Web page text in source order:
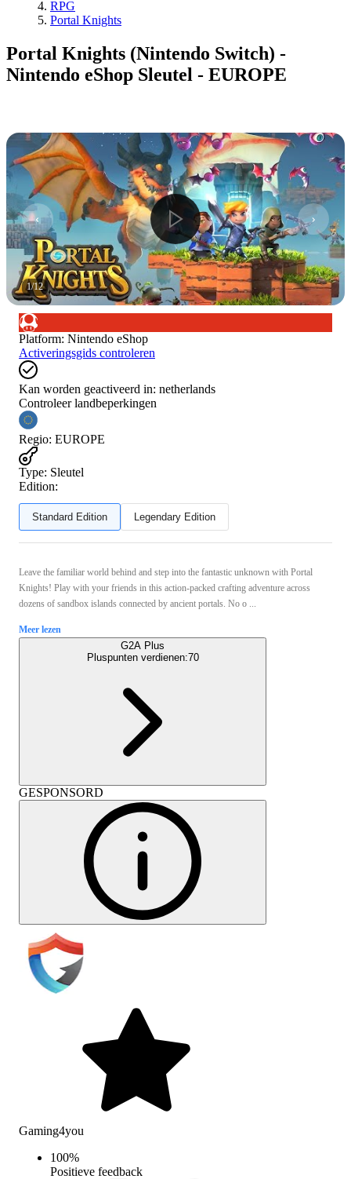
RPG
Portal Knights
Portal Knights (Nintendo Switch) -
Nintendo eShop Sleutel - EUROPE
1/12
Platform: Nintendo eShop
Activeringsgids controleren
Kan worden geactiveerd in: netherlands
Controleer landbeperkingen
Regio: EUROPE
Type: Sleutel
Edition:
Standard Edition Legendary Edition
Leave the familiar world behind and step into the fantastic unknown with Portal
Knights! Play with your friends in this action-packed crafting adventure across
dozens of sandbox islands connected by ancient portals. No o ...
Meer lezen
G2A Plus
Pluspunten verdienen:70
GESPONSORD
Gaming4you
100%
Positieve feedback